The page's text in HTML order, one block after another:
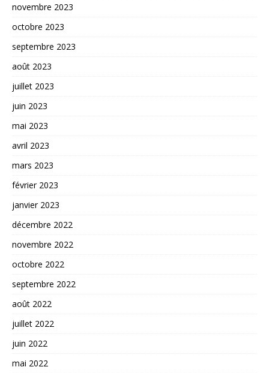
novembre 2023
octobre 2023
septembre 2023
août 2023
juillet 2023
juin 2023
mai 2023
avril 2023
mars 2023
février 2023
janvier 2023
décembre 2022
novembre 2022
octobre 2022
septembre 2022
août 2022
juillet 2022
juin 2022
mai 2022